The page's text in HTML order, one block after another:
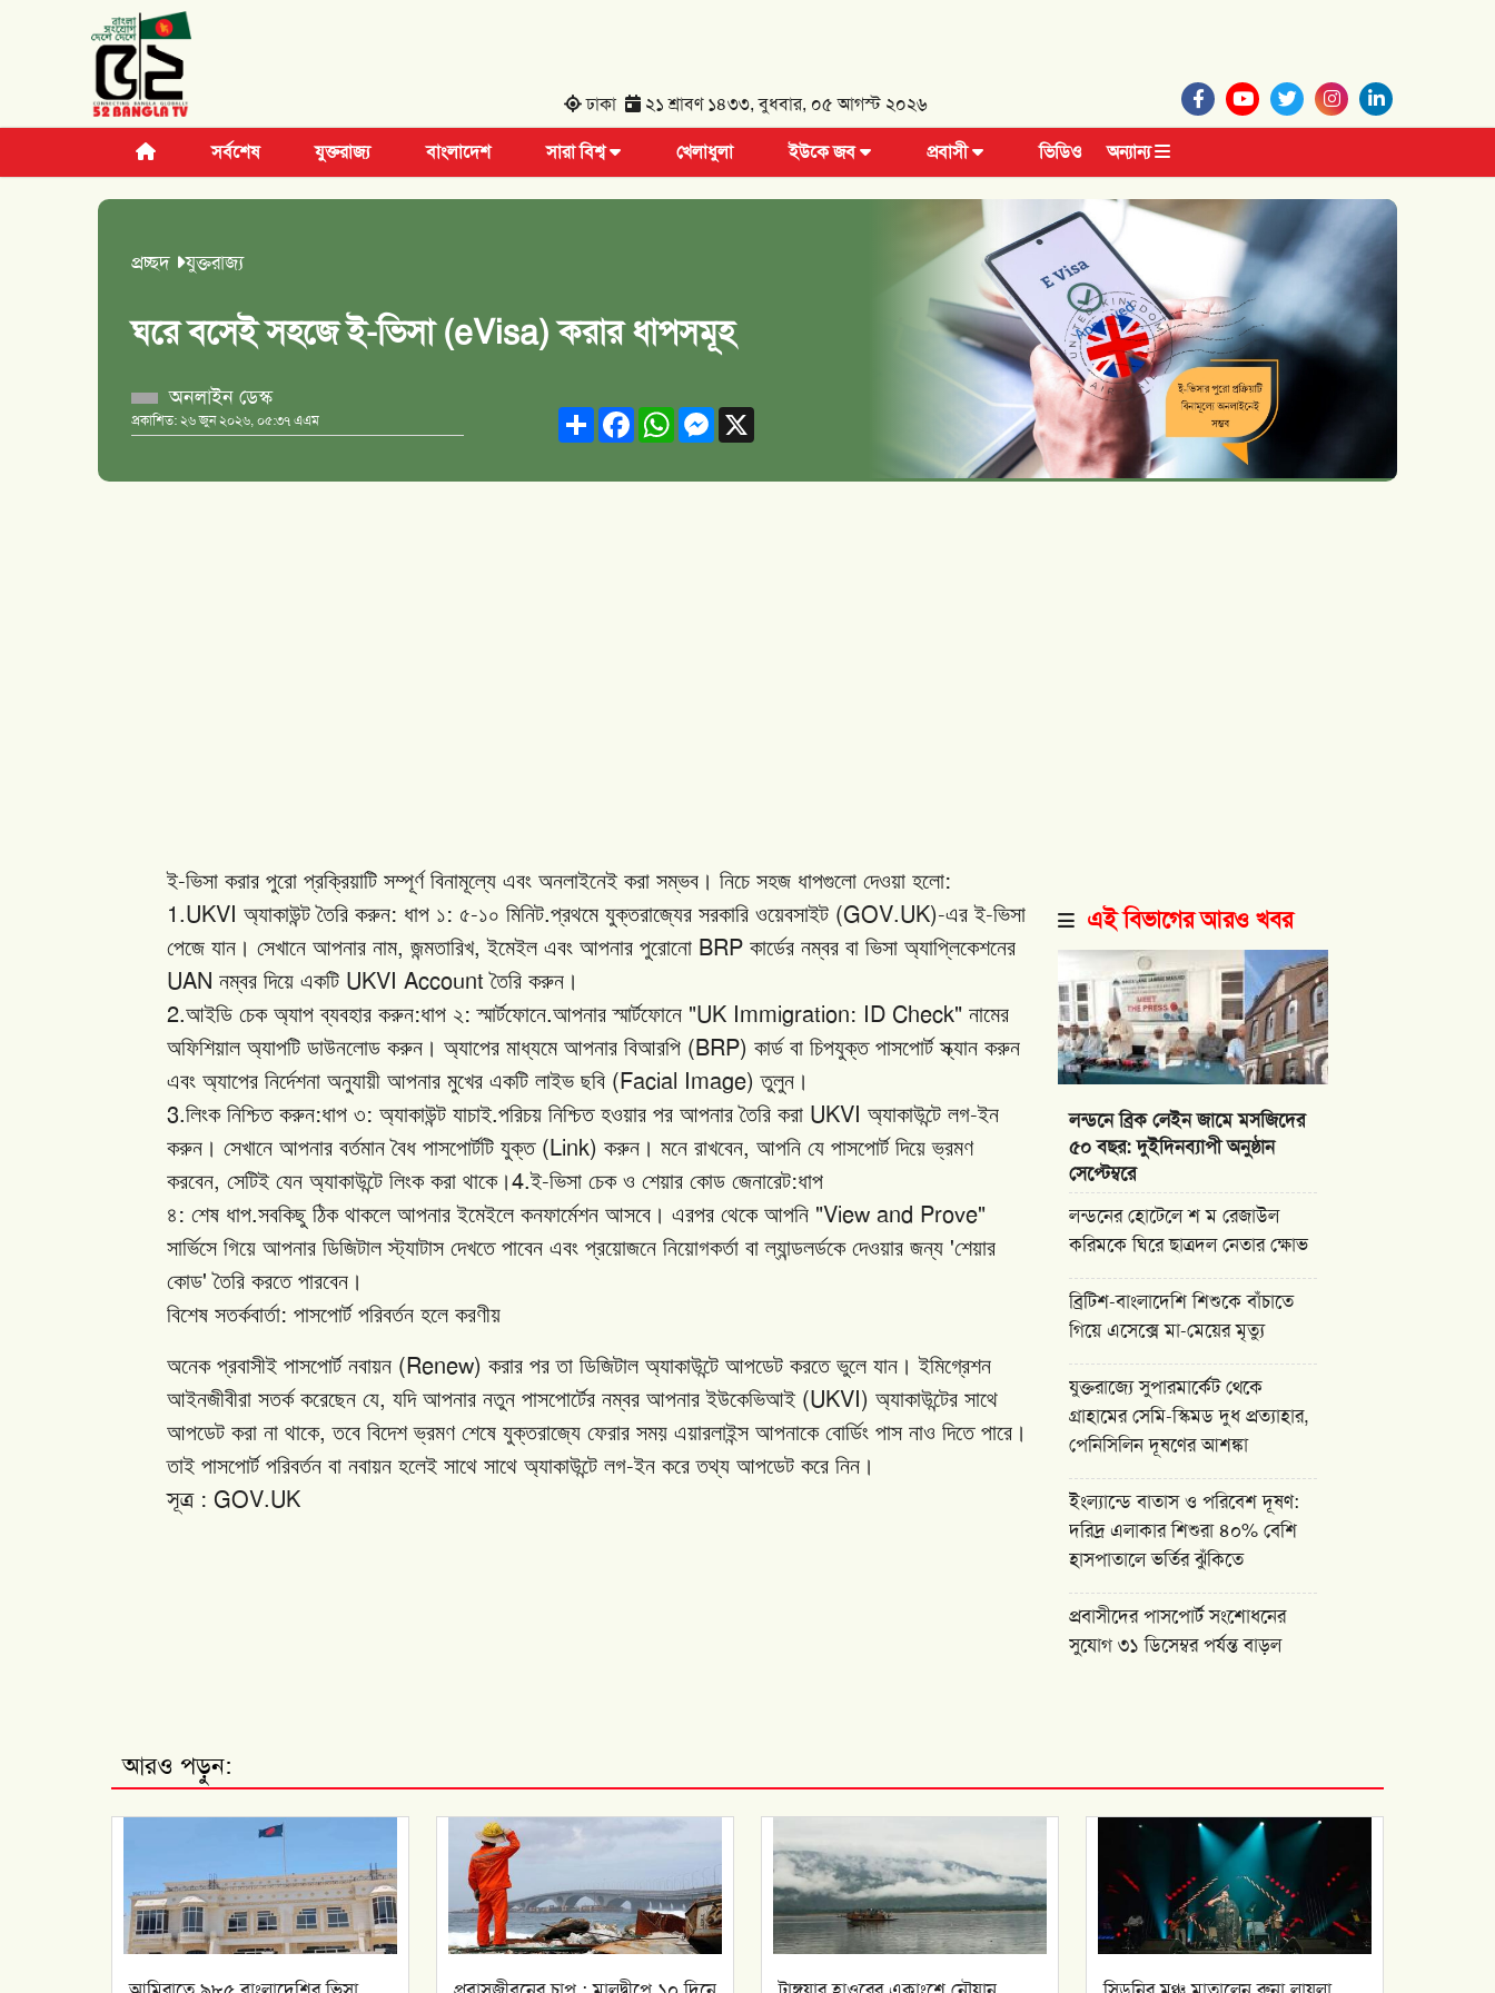
ঢাকা ২১ শ্রাবণ ১৪৩৩, বুধবার, ০৫ আগস্ট ২০২৬
সর্বশেষ যুক্তরাজ্য বাংলাদেশ সারা বিশ্ব খেলাধুলা ইউকে জব প্রবাসী ভিডিও অন্যান্য
প্রচ্ছদ যুক্তরাজ্য
ঘরে বসেই সহজে ই-ভিসা (eVisa) করার ধাপসমূহ
অনলাইন ডেস্ক
প্রকাশিত: ২৬ জুন ২০২৬, ০৫:৩৭ এএম ShareFacebookWhatsAppMessenger
X
ই-ভিসা করার পুরো প্রক্রিয়াটি সম্পূর্ণ বিনামূল্যে এবং অনলাইনেই করা সম্ভব। নিচে সহজ ধাপগুলো দেওয়া হলো:
1.UKVI অ্যাকাউন্ট তৈরি করুন: ধাপ ১: ৫-১০ মিনিট.প্রথমে যুক্তরাজ্যের সরকারি ওয়েবসাইট (GOV.UK)-এর ই-ভিসা
পেজে যান। সেখানে আপনার নাম, জন্মতারিখ,ইমেইল এবং আপনার পুরোনো BRP কার্ডের নম্বর বা ভিসা অ্যাপ্লিকেশনের
UAN নম্বর দিয়ে একটি UKVI Accountতৈরি করুন।
2.আইডি চেক অ্যাপ ব্যবহার করুন:ধাপ ২:স্মার্টফোনে.আপনার স্মার্টফোনে "UK Immigration: ID Check" নামের
অফিশিয়াল অ্যাপটি ডাউনলোড করুন। অ্যাপের মাধ্যমে আপনার বিআরপি (BRP) কার্ড বা চিপযুক্ত পাসপোর্ট স্ক্যান করুন
এবং অ্যাপের নির্দেশনা অনুযায়ী আপনার মুখের একটি লাইভ ছবি (Facial Image)তুলুন।
3.লিংক নিশ্চিত করুন:ধাপ ৩: অ্যাকাউন্ট যাচাই.পরিচয় নিশ্চিত হওয়ার পর আপনার তৈরি করা UKVI অ্যাকাউন্টে লগ-ইন
করুন। সেখানে আপনার বর্তমান বৈধ পাসপোর্টটি যুক্ত(Link) করুন। মনে রাখবেন, আপনি যে পাসপোর্ট দিয়ে ভ্রমণ
করবেন, সেটিই যেন অ্যাকাউন্টে লিংক করা থাকে।4.ই-ভিসা চেক ও শেয়ার কোড জেনারেট:ধাপ
৪: শেষ ধাপ.সবকিছু ঠিক থাকলে আপনার ইমেইলে কনফার্মেশন আসবে। এরপর থেকে আপনি "View and Prove"
সার্ভিসে গিয়ে আপনার ডিজিটাল স্ট্যাটাস দেখতে পাবেন এবং প্রয়োজনে নিয়োগকর্তা বা ল্যান্ডলর্ডকে দেওয়ার জন্য 'শেয়ার
কোড'তৈরি করতে পারবেন।
বিশেষ সতর্কবার্তা: পাসপোর্ট পরিবর্তন হলে করণীয়
অনেক প্রবাসীই পাসপোর্ট নবায়ন (Renew) করার পর তা ডিজিটাল অ্যাকাউন্টে আপডেট করতে ভুলে যান। ইমিগ্রেশন
আইনজীবীরা সতর্ক করেছেন যে, যদি আপনার নতুন পাসপোর্টের নম্বর আপনার ইউকেভিআই(UKVI) অ্যাকাউন্টের সাথে
আপডেট করা না থাকে,তবে বিদেশ ভ্রমণ শেষে যুক্তরাজ্যে ফেরার সময় এয়ারলাইন্স আপনাকে বোর্ডিং পাস নাও দিতে পারে।
তাই পাসপোর্ট পরিবর্তন বা নবায়ন হলেই সাথে সাথে অ্যাকাউন্টে লগ-ইন করে তথ্য আপডেট করে নিন।
সূত্র : GOV.UK
এই বিভাগের আরও খবর
লন্ডনে ব্রিক লেইন জামে মসজিদের
৫০ বছর: দুইদিনব্যাপী অনুষ্ঠান
সেপ্টেম্বরে
লন্ডনের হোটেলে শ ম রেজাউল
করিমকে ঘিরে ছাত্রদল নেতার ক্ষোভ
ব্রিটিশ-বাংলাদেশি শিশুকে বাঁচাতে
গিয়ে এসেক্সে মা-মেয়ের মৃত্যু
যুক্তরাজ্যে সুপারমার্কেট থেকে
গ্রাহামের সেমি-স্কিমড দুধ প্রত্যাহার,
পেনিসিলিন দূষণের আশঙ্কা
ইংল্যান্ডে বাতাস ও পরিবেশ দূষণ:
দরিদ্র এলাকার শিশুরা ৪০% বেশি
হাসপাতালে ভর্তির ঝুঁকিতে
প্রবাসীদের পাসপোর্ট সংশোধনের
সুযোগ ৩১ ডিসেম্বর পর্যন্ত বাড়ল
আরও পড়ুন: